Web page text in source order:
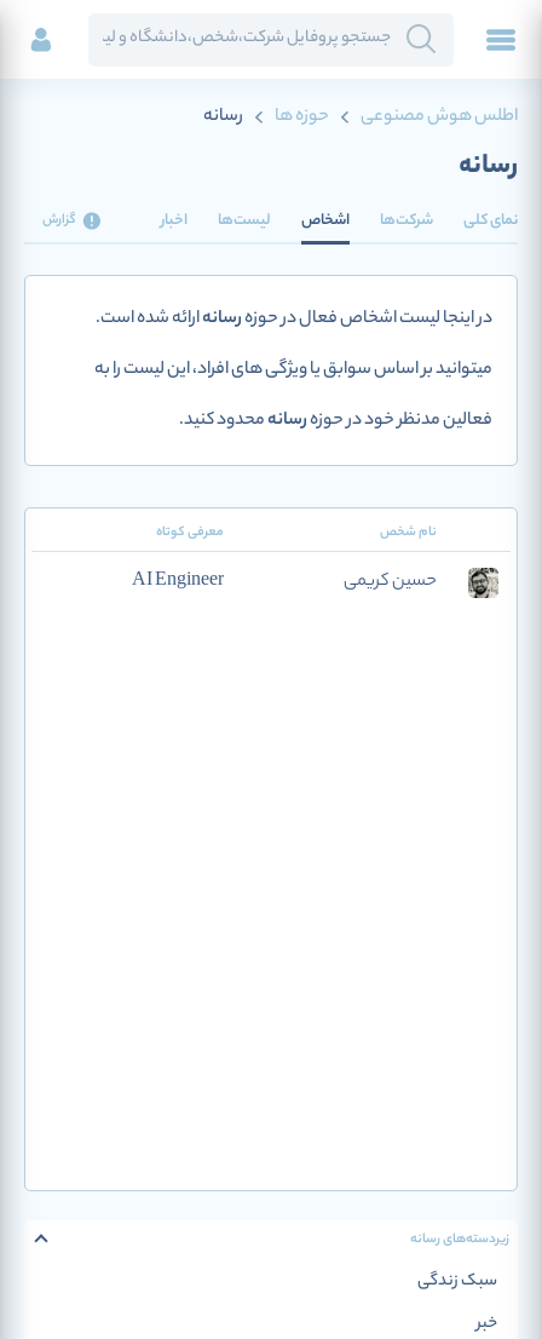
اطلس هوش مصنوعی حوزه ها رسانه
رسانه
نمای کلی شرکت‌ها اشخاص لیست‌ها اخبار گزارش
در اینجا لیست اشخاص فعال در حوزهرسانهارائه شده است.
میتوانید بر اساس سوابق یا ویژگی های افراد، این لیست را به
فعالین مدنظر خود در حوزهرسانهمحدود کنید.
نام شخص معرفی کوتاه
حسین کریمی AI Engineer
زیردسته‌‌های رسانه
سبک زندگی
خبر